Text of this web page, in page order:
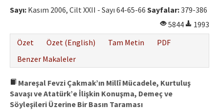
Sayı: Kasım 2006, Cilt XXII - Sayı 64-65-66 Sayfalar:379-386
5844
1993
Özet
Özet (English) Tam Metin
PDF
Benzer Makaleler
Mareşal Fevzi Çakmak’ın Millî Mücadele, Kurtuluş
Savaşı ve Atatürk’e İlişkin Konuşma, Demeç ve
Söyleşileri Üzerine Bir Basın Taraması